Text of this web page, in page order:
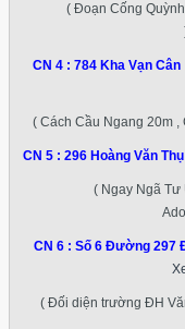
( Đoạn Cống
CN 4 : 784 Kha Vạn
( Cách Cầu Ngang 20m
CN 5 : 296 Hoàng Văn
( Ngay Ngã Tư
CN 6 : Số 6 Đường 297
( Đối diện trường ĐH